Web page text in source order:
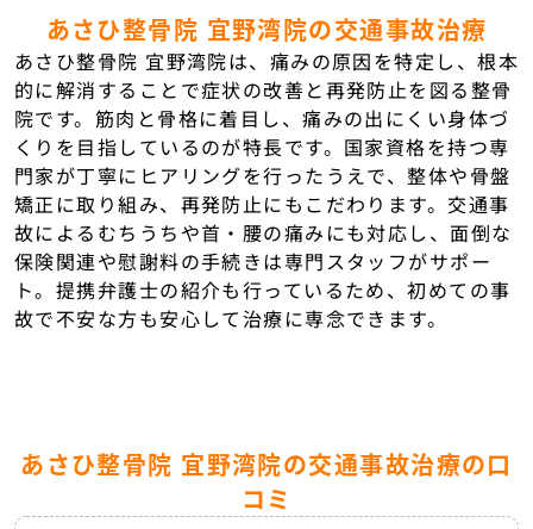
あさひ整骨院 宜野湾院の交通事故治療
あさひ整骨院 宜野湾院は、痛みの原因を特定し、根本
的に解消することで症状の改善と再発防止を図る整骨
院です。筋肉と骨格に着目し、痛みの出にくい身体づ
くりを目指しているのが特長です。国家資格を持つ専
門家が丁寧にヒアリングを行ったうえで、整体や骨盤
矯正に取り組み、再発防止にもこだわります。交通事
故によるむちうちや首・腰の痛みにも対応し、面倒な
保険関連や慰謝料の手続きは専門スタッフがサポー
ト。提携弁護士の紹介も行っているため、初めての事
故で不安な方も安心して治療に専念できます。
あさひ整骨院 宜野湾院の交通事故治療の口
コミ